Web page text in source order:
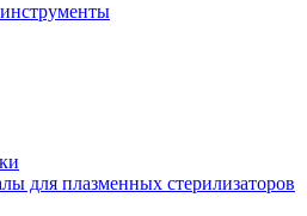
для плазменных стерилизаторов